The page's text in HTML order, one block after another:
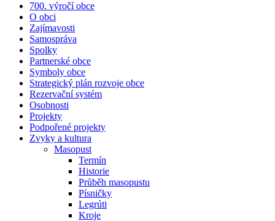
700. výročí obce
O obci
Zajímavosti
Samospráva
Spolky
Partnerské obce
Symboly obce
Strategický plán rozvoje obce
Rezervační systém
Osobnosti
Projekty
Podpořené projekty
Zvyky a kultura
Masopust
Termín
Historie
Průběh masopustu
Písničky
Legrúti
Kroje